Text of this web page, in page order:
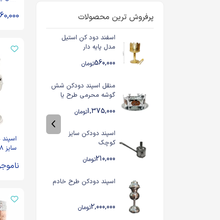
پرفروش ترین محصولات
اسفند دود کن استیل
مدل پایه دار
560,000تومان
منقل اسپند دودکن شش
گوشه محرمی طرح یا
103500
1,375,000تومان
اسپند دودکن سایز
کوچک
210,000تومان
اسپند دودکن طرح خادم
2,000,000تومان